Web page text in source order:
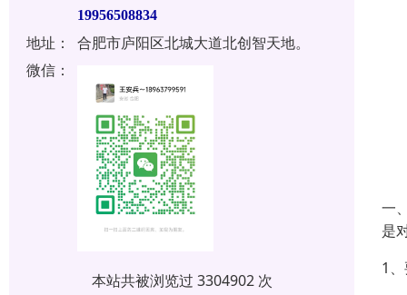
19956508834
地址：
合肥市庐阳区北城大道北创智天地。
微信：
本站共被浏览过 3304902 次
一
是
1